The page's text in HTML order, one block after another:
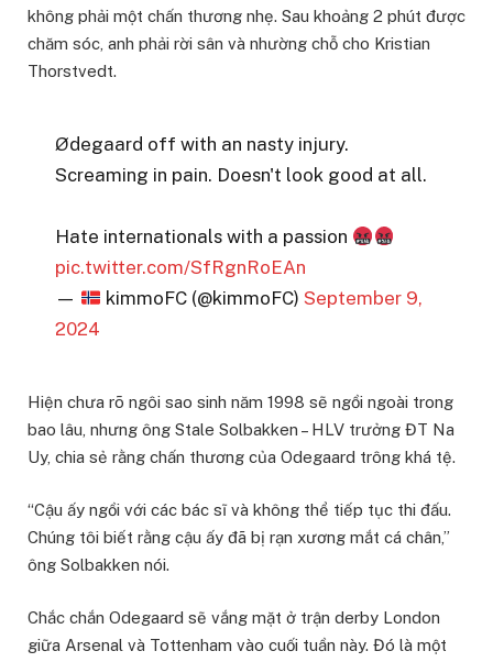
không phải một chấn thương nhẹ. Sau khoảng 2 phút được
chăm sóc, anh phải rời sân và nhường chỗ cho Kristian
Thorstvedt.
Ødegaard off with an nasty injury.
Screaming in pain. Doesn't look good at all.
Hate internationals with a passion
pic.twitter.com/SfRgnRoEAn
—
kimmoFC (@kimmoFC)September 9,
2024
Hiện chưa rõ ngôi sao sinh năm 1998 sẽ ngồi ngoài trong
bao lâu, nhưng ông Stale Solbakken – HLV trưởng ĐT Na
Uy, chia sẻ rằng chấn thương của Odegaard trông khá tệ.
“Cậu ấy ngồi với các bác sĩ và không thể tiếp tục thi đấu.
Chúng tôi biết rằng cậu ấy đã bị rạn xương mắt cá chân,”
ông Solbakken nói.
Chắc chắn Odegaard sẽ vắng mặt ở trận derby London
giữa Arsenal và Tottenham vào cuối tuần này. Đó là một